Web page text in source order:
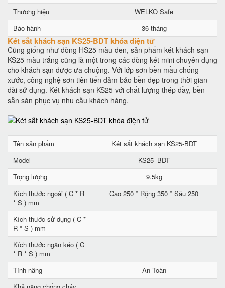
Thương hiệu
WELKO Safe
Bảo hành
36 tháng
Két sắt khách sạn KS25-BDT khóa điện tử
Cũng giống như dòng HS25 màu đen, sản phẩm két khách sạn
KS25 màu trắng cũng là một trong các dòng két mini chuyên dụng
cho khách sạn được ưa chuộng. Với lớp sơn bền mầu chống
xước, công nghệ sơn tiên tiến đảm bảo bền đẹp trong thời gian
dài sử dụng. Két khách sạn KS25 với chất lượng thép dầy, bền
sẵn sàn phục vụ nhu cầu khách hàng.
Tên sản phẩm
Két sắt khách sạn KS25-BDT
Model
KS25–BDT
Trọng lượng
9.5kg
Kích thước ngoài ( C * R
* S ) mm
Cao 250 * Rộng 350 * Sâu 250
Kích thước sử dụng ( C *
R * S ) mm
Kích thước ngăn kéo ( C
* R * S ) mm
Tính năng
An Toàn